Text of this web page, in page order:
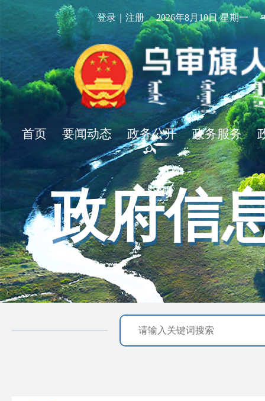
登录｜注册 2026年8月10日 星期一
首页 要闻动态 政务公开 政务服务
政府信